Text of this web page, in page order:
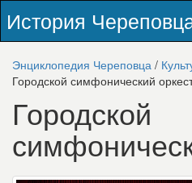
История
Энциклопедия Череповца /
Городской симфонический
Городской